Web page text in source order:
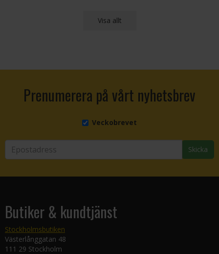
Visa allt
Prenumerera på vårt nyhetsbrev
Veckobrevet
Skicka
Butiker & kundtjänst
Stockholmsbutiken
Västerlånggatan 48
111 29 Stockholm